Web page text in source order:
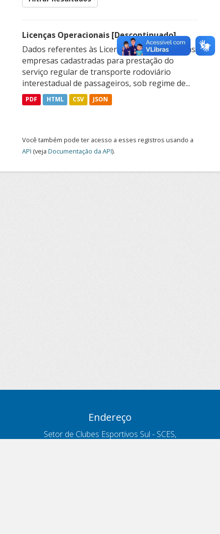
Licenças Operacionais [Descontinuado]
Dados referentes às Licenças Operacionais das
empresas cadastradas para prestação do
serviço regular de transporte rodoviário
interestadual de passageiros, sob regime de...
PDF HTML CSV JSON
Você também pode ter acesso a esses registros usando a
API (veja Documentação da API).
Endereço
Setor de Clubes Esportivos Sul - SCES,